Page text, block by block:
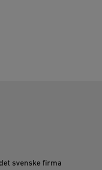
svenske firma